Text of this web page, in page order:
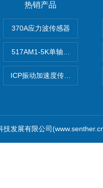
热销产品
370A应力波传感器
517AM1-5K单轴冲击IEPE加
ICP振动加速度传感器
发展有限公司